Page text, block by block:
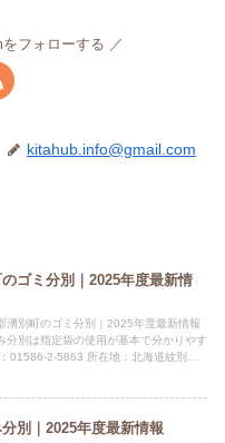
フォローする
kitahub.info@gmail.com
ゴミ分別｜2025年度最新情
湧別町のゴミ分別｜2025年度最新情報
分別は指定袋の使用が基本で分かりやす
01586-2-5863 所在地：北海道紋別郡
別｜2025年度最新情報